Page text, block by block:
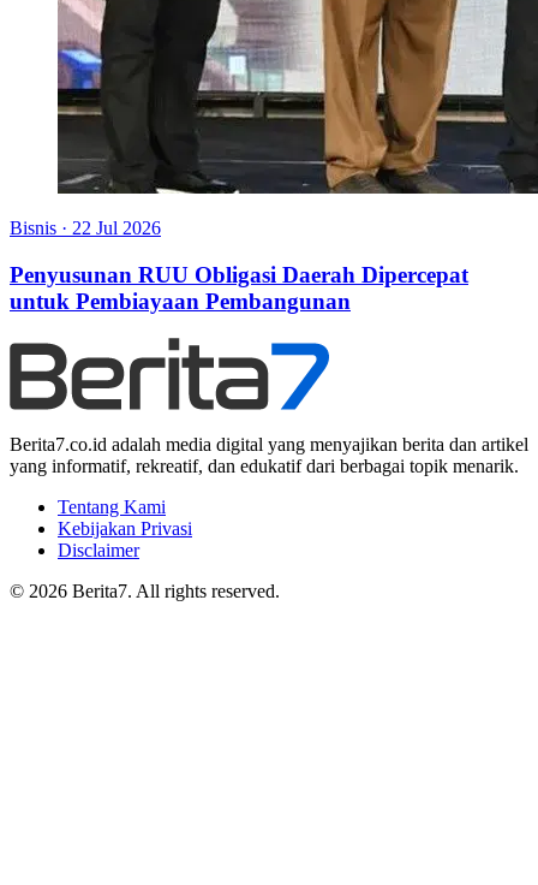
Bisnis · 22 Jul 2026
Penyusunan RUU Obligasi Daerah Dipercepat
untuk Pembiayaan Pembangunan
Berita7.co.id adalah media digital yang menyajikan berita dan artikel
yang informatif, rekreatif, dan edukatif dari berbagai topik menarik.
Tentang Kami
Kebijakan Privasi
Disclaimer
© 2026 Berita7. All rights reserved.